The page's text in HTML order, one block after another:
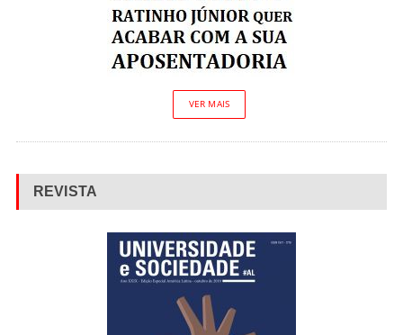
VER MAIS
REVISTA